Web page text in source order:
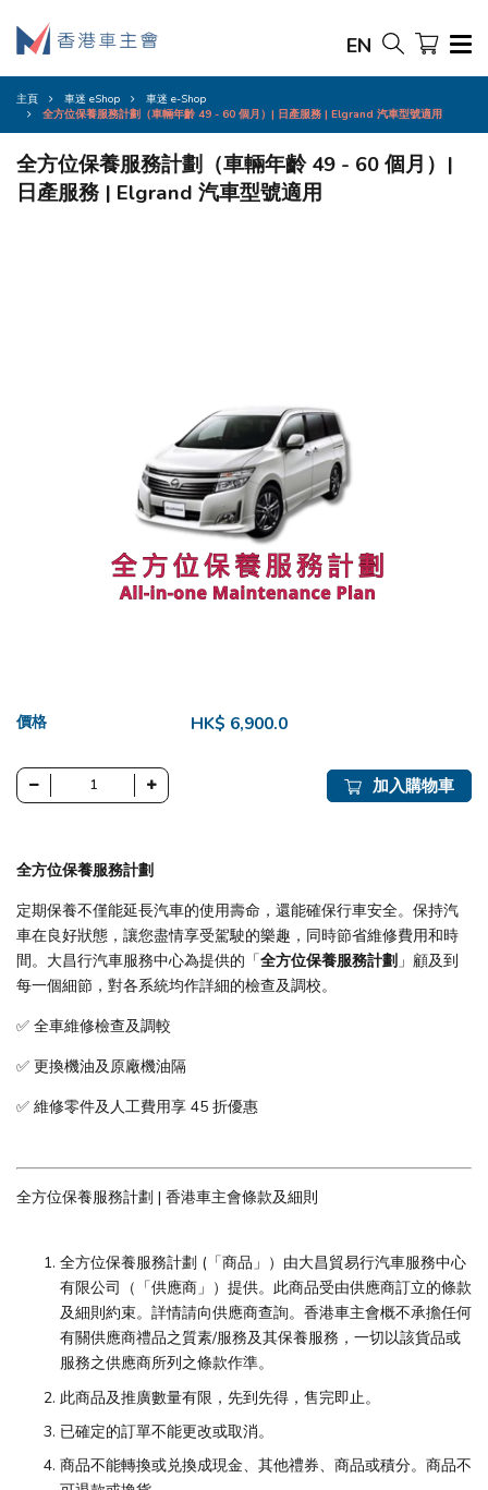
EN
主頁 車迷 eShop
車迷 e-Shop
全方位保養服務計劃（車輛年齡 49 - 60 個月）| 日產服務 | Elgrand 汽車型號適用
全方位保養服務計劃（車輛年齡 49 - 60 個月）|
日產服務 | Elgrand 汽車型號適用
價格 HK$ 6,900.0
加入購物車
全方位保養服務計劃
定期保養不僅能延長汽車的使用壽命，還能確保行車安全。保持汽
車在良好狀態，讓您盡情享受駕駛的樂趣，同時節省維修費用和時
間。大昌行汽車服務中心為提供的「全方位保養服務計劃」顧及到
每一個細節，對各系統均作詳細的檢查及調校。
✅ 全車維修檢查及調較
✅ 更換機油及原廠機油隔
✅ 維修零件及人工費用享 45 折優惠
全方位保養服務計劃 | 香港車主會條款及細則
全方位保養服務計劃 (「商品」）由大昌貿易行汽車服務中心
有限公司（「供應商」）提供。此商品受由供應商訂立的條款
及細則約束。詳情請向供應商查詢。香港車主會概不承擔任何
有關供應商禮品之質素/服務及其保養服務，一切以該貨品或
服務之供應商所列之條款作準。
此商品及推廣數量有限，先到先得，售完即止。
已確定的訂單不能更改或取消。
商品不能轉換或兑換成現金、其他禮券、商品或積分。商品不